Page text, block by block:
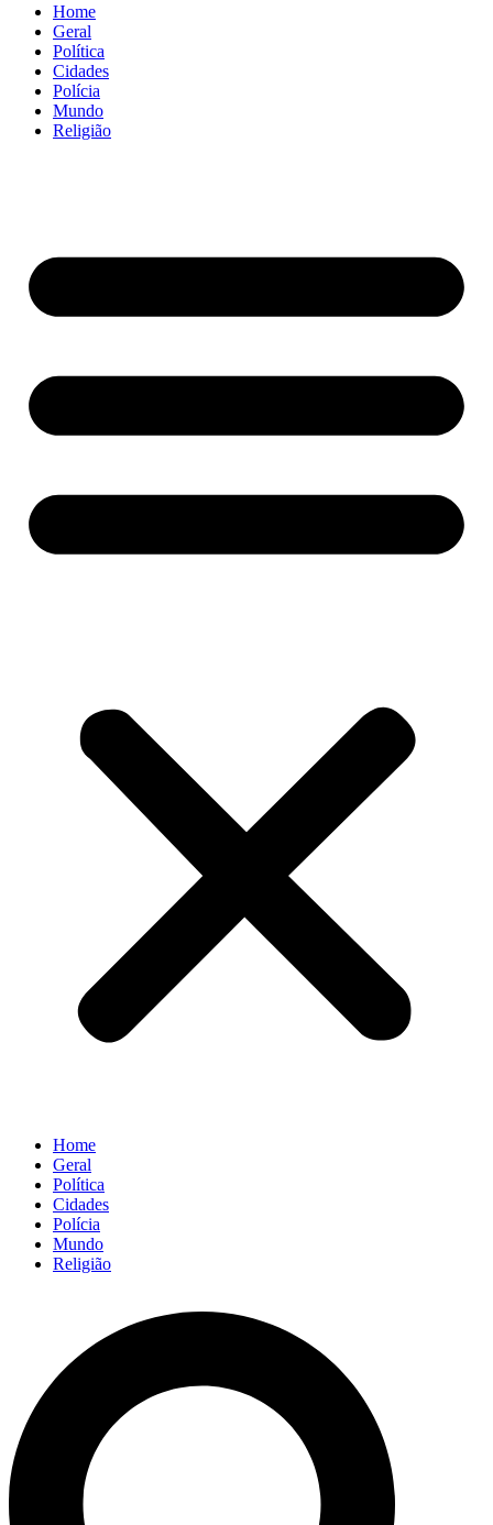
Home
Geral
Política
Cidades
Polícia
Mundo
Religião
Home
Geral
Política
Cidades
Polícia
Mundo
Religião